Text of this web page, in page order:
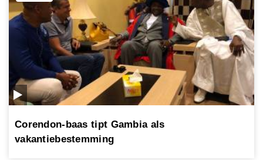
Corendon-baas tipt Gambia als
vakantiebestemming